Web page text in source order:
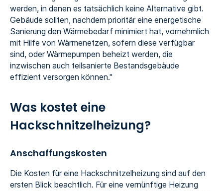
werden, in denen es tatsächlich keine Alternative gibt.
Gebäude sollten, nachdem prioritär eine energetische
Sanierung den Wärmebedarf minimiert hat, vornehmlich
mit Hilfe von Wärmenetzen, sofern diese verfügbar
sind, oder Wärmepumpen beheizt werden, die
inzwischen auch teilsanierte Bestandsgebäude
effizient versorgen können."
Was kostet eine
Hackschnitzelheizung?
Anschaffungskosten
Die Kosten für eine Hackschnitzelheizung sind auf den
ersten Blick beachtlich. Für eine vernünftige Heizung